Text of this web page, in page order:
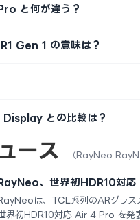
と何が違う？
Gen 1 の意味は？
との比較は？
ース （RayNeo
、世界初HDR10対
は、TCL系列のARグラス
界初HDR10対応 Air 4 Pro を発